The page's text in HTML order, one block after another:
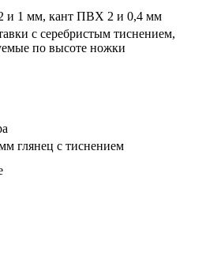
1 мм, кант ПВХ 2 и 0,4 мм
с серебристым тиснением,
по высоте ножки
глянец с тиснением